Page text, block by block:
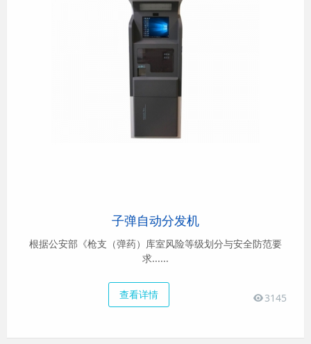
子弹自动分发机
根据公安部《枪支（弹药）库室风险等级划分与安全防范要
求......
3145
查看详情